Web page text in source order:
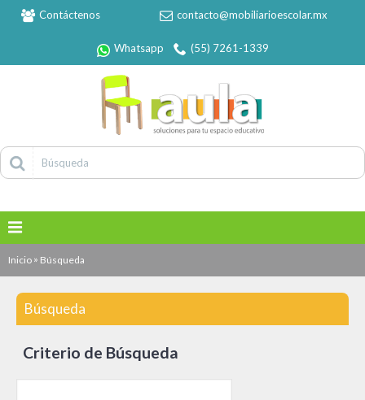
Contáctenos contacto@mobiliarioescolar.mx
Whatsapp (55) 7261-1339
Inicio » Búsqueda
Búsqueda
Criterio de Búsqueda